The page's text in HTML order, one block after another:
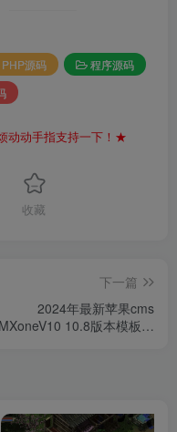
PHP源码
程序源码
动动手指支持一下！★
收藏
下一篇
2024年最新苹果cms
MXoneV10 10.8版本模板独